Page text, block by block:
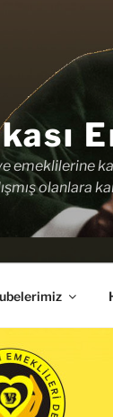
emeklilerine
olanlara